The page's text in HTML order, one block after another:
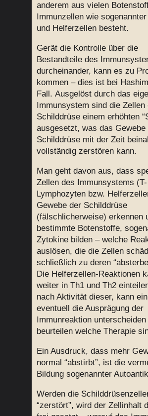
anderem aus vielen
Immunzellen wie
und Helferzellen besteht.
Gerät die Kontrolle über die
Bestandteile des
durcheinander, kann es zu
kommen – dies ist bei
Fall. Ausgelöst durch das
Immunsystem sind die Zellen
Schilddrüse einem erhöhten
ausgesetzt, was das Gewebe
Schilddrüse mit der Zeit
vollständig zerstören kann.
Man geht davon aus, dass
Zellen des Immunsystems (T-
Lymphozyten bzw.
Gewebe der Schilddrüse
(fälschlicherweise) erkennen
bestimmte Botenstoffe,
Zytokine bilden – welche
auslösen, die die Zellen
schließlich zu deren
Die Helferzellen-Reaktionen
weiter in Th1 und Th2
nach Aktivität dieser, kann
eventuell die Ausprägung der
Immunreaktion unterscheiden
beurteilen welche Therapie
Ein Ausdruck, dass mehr
normal “abstirbt”, ist die
Bildung sogenannter
Werden die
“zerstört”, wird der Zellinhalt